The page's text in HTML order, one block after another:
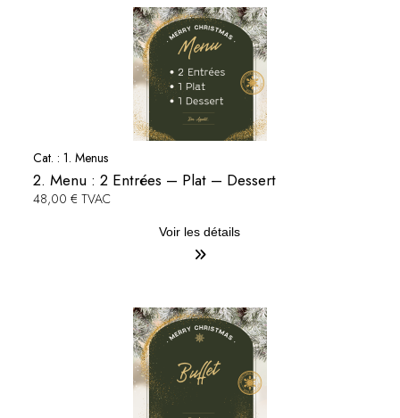
Cat. : 1. Menus
2. Menu : 2 Entrées – Plat – Dessert
48,00 € TVAC
Voir les détails